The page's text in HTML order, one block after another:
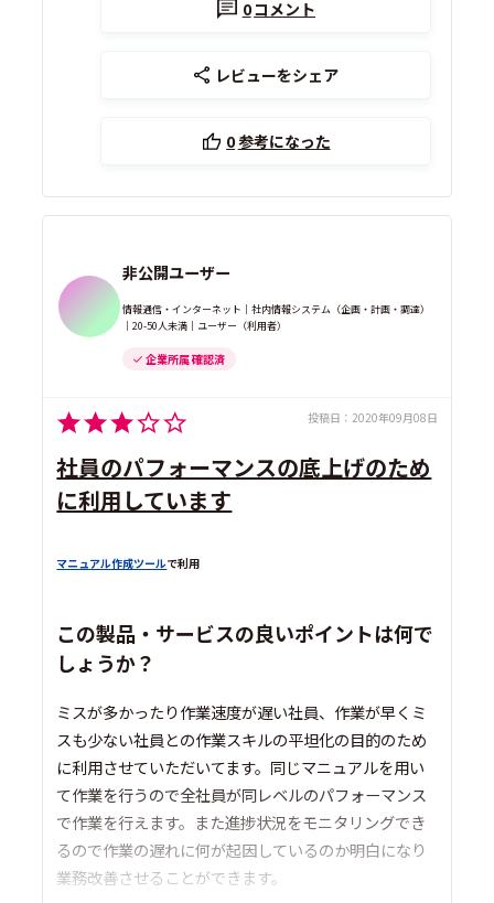
0コメント
レビューをシェア
0参考になった
非公開ユーザー
情報通信・インターネット｜社内情報システム（企画・計画・調達）
｜20-50人未満｜ユーザー（利用者）
企業所属 確認済
投稿日： 2020年09月08日
社員のパフォーマンスの底上げのため
に利用しています
マニュアル作成ツールで利用
この製品・サービスの良いポイントは何で
しょうか？
ミスが多かったり作業速度が遅い社員、作業が早くミ
スも少ない社員との作業スキルの平坦化の目的のため
に利用させていただいてます。同じマニュアルを用い
て作業を行うので全社員が同レベルのパフォーマンス
で作業を行えます。また進捗状況をモニタリングでき
るので作業の遅れに何が起因しているのか明白になり
業務改善させることができます。